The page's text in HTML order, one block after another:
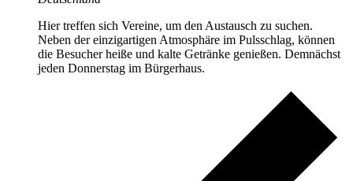
Hier treffen sich Vereine, um den Austausch zu suchen.
Neben der einzigartigen Atmosphäre im Pulsschlag, können
die Besucher heiße und kalte Getränke genießen. Demnächst
jeden Donnerstag im Bürgerhaus.